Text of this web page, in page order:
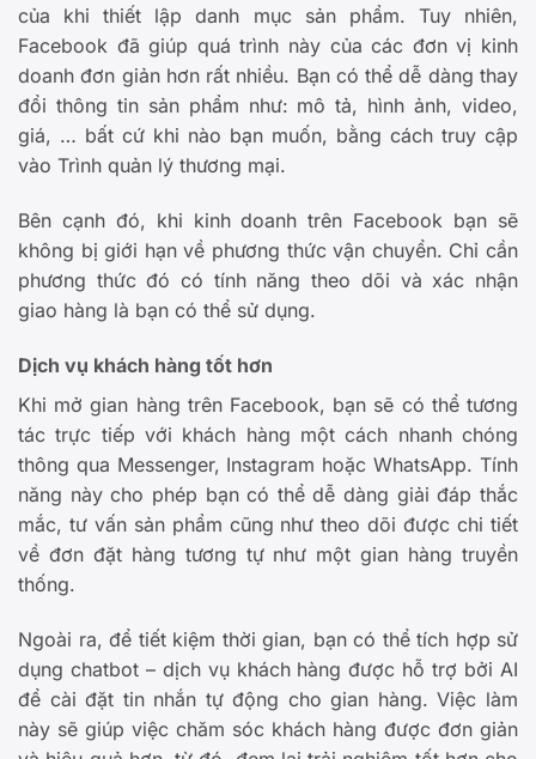
của khi thiết lập danh mục sản phẩm. Tuy nhiên,
Facebook đã giúp quá trình này của các đơn vị kinh
doanh đơn giản hơn rất nhiều. Bạn có thể dễ dàng thay
đổi thông tin sản phẩm như: mô tả, hình ảnh, video,
giá, … bất cứ khi nào bạn muốn, bằng cách truy cập
vào Trình quản lý thương mại.
Bên cạnh đó, khi kinh doanh trên Facebook bạn sẽ
không bị giới hạn về phương thức vận chuyển. Chỉ cần
phương thức đó có tính năng theo dõi và xác nhận
giao hàng là bạn có thể sử dụng.
Dịch vụ khách hàng tốt hơn
Khi mở gian hàng trên Facebook, bạn sẽ có thể tương
tác trực tiếp với khách hàng một cách nhanh chóng
thông qua Messenger, Instagram hoặc WhatsApp. Tính
năng này cho phép bạn có thể dễ dàng giải đáp thắc
mắc, tư vấn sản phẩm cũng như theo dõi được chi tiết
về đơn đặt hàng tương tự như một gian hàng truyền
thống.
Ngoài ra, để tiết kiệm thời gian, bạn có thể tích hợp sử
dụng chatbot – dịch vụ khách hàng được hỗ trợ bởi AI
để cài đặt tin nhắn tự động cho gian hàng. Việc làm
này sẽ giúp việc chăm sóc khách hàng được đơn giản